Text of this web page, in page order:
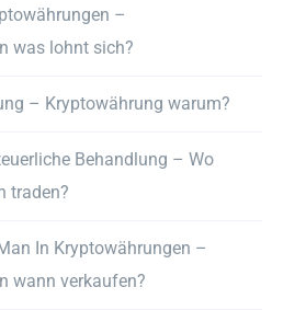
–
was lohnt sich?
– Kryptowährung warum?
Behandlung – Wo
traden?
In Kryptowährungen –
wann verkaufen?